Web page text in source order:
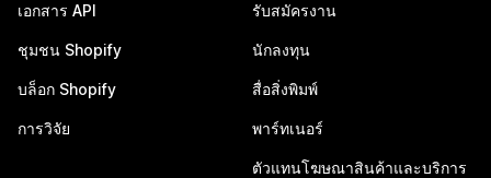
เอกสาร API
ชุมชน Shopify
บล็อก Shopify
การวิจัย
รับสมัครงาน
นักลงทุน
สื่อสิ่งพิมพ์
พาร์ทเนอร์
ตัวแทนโฆษณาสินค้าและบริการ